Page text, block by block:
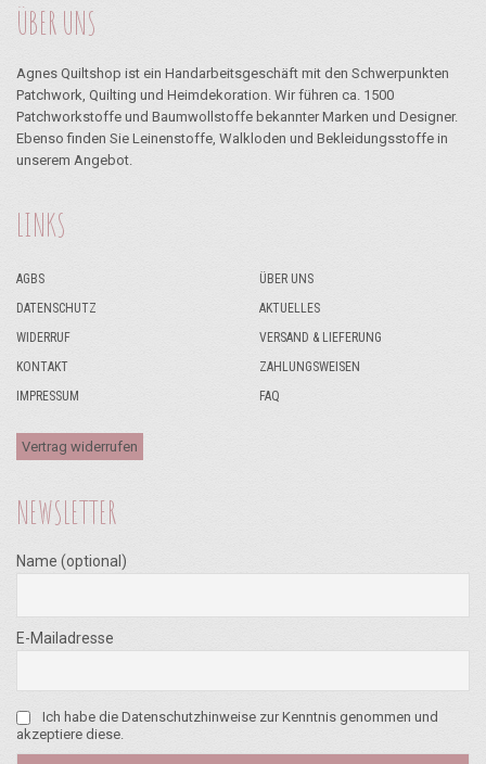
ÜBER UNS
Agnes Quiltshop ist ein Handarbeitsgeschäft mit den Schwerpunkten
Patchwork, Quilting und Heimdekoration. Wir führen ca. 1500
Patchworkstoffe und Baumwollstoffe bekannter Marken und Designer.
Ebenso finden Sie Leinenstoffe, Walkloden und Bekleidungsstoffe in
unserem Angebot.
LINKS
AGBS
DATENSCHUTZ
WIDERRUF
KONTAKT
IMPRESSUM
ÜBER UNS
AKTUELLES
VERSAND & LIEFERUNG
ZAHLUNGSWEISEN
FAQ
Vertrag widerrufen
NEWSLETTER
Name (optional)
E-Mailadresse
Ich habe die Datenschutzhinweise zur Kenntnis genommen und
akzeptiere diese.